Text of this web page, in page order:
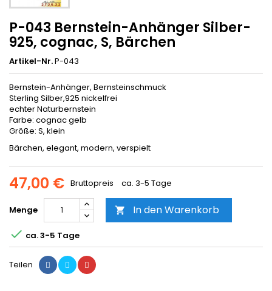
P-043 Bernstein-Anhänger Silber-
925, cognac, S, Bärchen
Artikel-Nr.P-043
Bernstein-Anhänger, Bernsteinschmuck
Sterling Silber,925 nickelfrei
echter Naturbernstein
Farbe: cognac gelb
Größe: S, klein
Bärchen, elegant, modern, verspielt
47,00 € Bruttopreis ca. 3-5 Tage
Menge  In den Warenkorb
 ca. 3-5 Tage
Teilen